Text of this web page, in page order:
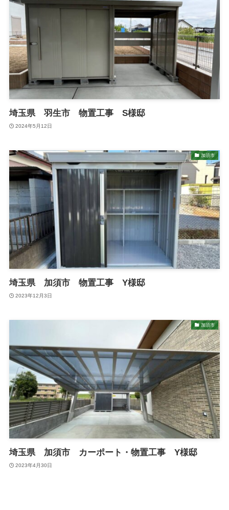
埼玉県 羽生市 物置工事 S様邸
2024年5月12日
加須市
埼玉県 加須市 物置工事 Y様邸
2023年12月3日
加須市
埼玉県 加須市 カーポート・物置工事 Y様邸
2023年4月30日